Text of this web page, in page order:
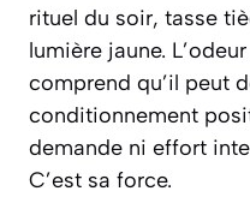
rituel du soir, tasse
lumière jaune.
comprend qu’il peut
conditionnement
demande ni effort
C’est sa force.